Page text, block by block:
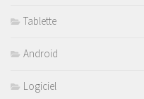
Tablette
Android
Logiciel